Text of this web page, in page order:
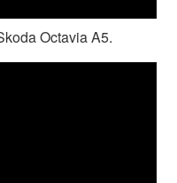
Octavia A5.